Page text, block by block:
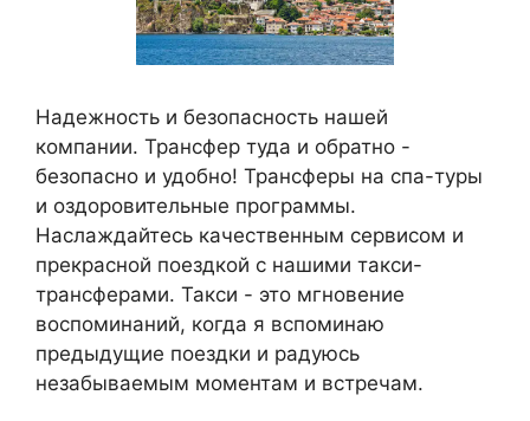
Надежность и безопасность нашей
компании. Трансфер туда и обратно -
безопасно и удобно! Трансферы на спа-туры
и оздоровительные программы.
Наслаждайтесь качественным сервисом и
прекрасной поездкой с нашими такси-
трансферами. Такси - это мгновение
воспоминаний, когда я вспоминаю
предыдущие поездки и радуюсь
незабываемым моментам и встречам.